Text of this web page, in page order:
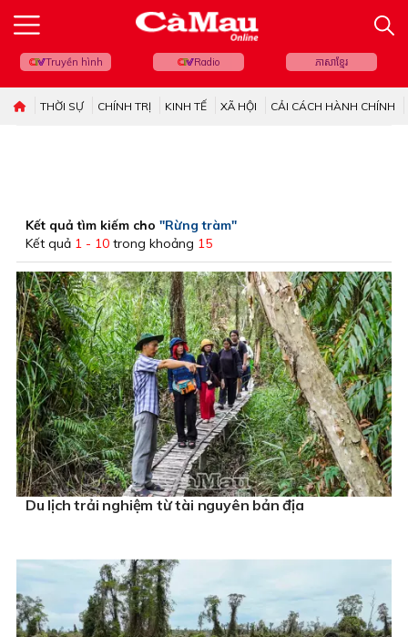
Truyền hình Radio ភាសាខ្មែរ
THỜI SỰ CHÍNH TRỊ KINH TẾ XÃ HỘI CẢI CÁCH HÀNH CHÍNH
Kết quả tìm kiếm cho "Rừng tràm"
Kết quả 1 - 10 trong khoảng 15
Du lịch trải nghiệm từ tài nguyên bản địa